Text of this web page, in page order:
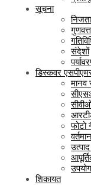
सूचना
संदेशों
डिस्कवर
मानव
फोटो
शिकायत